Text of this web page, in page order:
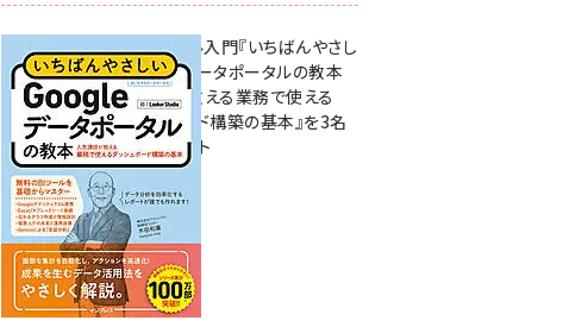
無料BIツール入門『いちばんやさし
いGoogleデータポータルの教本
人気講師が教える業務で使える
ダッシュボード構築の基本』を3名
様にプレゼント
7月31日 10:00